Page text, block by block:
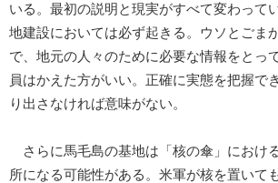
いる。最初の説明と現実がすべて変わって
地建設においては必ず起きる。ウソとごま
で、地元の人々のために必要な情報をとっ
員はかえた方がいい。正確に実態を把握で
り出さなければ意味がない。
さらに馬毛島の基地は「核の傘」におけ
所になる可能性がある。米軍が核を置いて